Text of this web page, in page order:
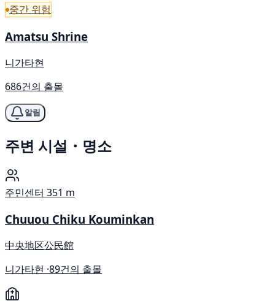
중간 위험
Amatsu Shrine
니가타현
686건의 출몰
알림
주변 시설・명소
주민센터 351 m
Chuuou Chiku Kouminkan
中央地区公民館
니가타현 ·89건의 출몰